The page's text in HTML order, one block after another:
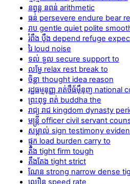
នព្វន្ត នពន់ arithmetic
ធន់ persevere endure bear
រាប gentle quiet polite
រំពឹង ប៉ឹង depend refuge
រៃ loud noise
ទល់ ទួល secure support to
លម្ហែ relax rest break to
ចិន្ដា thought idea reason
រដ្ឋធម្មនុញ្ញ រាត់ថឹធ័ម៉ឹនុញ national
ព្រះពុទ្ធ ពត់ buddha the
រាជ្យ រាជ kingdom dynasty
មន្ត្រី officer civil servant
សម្គាល់ sign testimony
ផ្ទុក load burden carry to
តឹង tight firm tough
តឹងតែង tight strict
ណែន strong narrow dense
ល្បឿន speed rate